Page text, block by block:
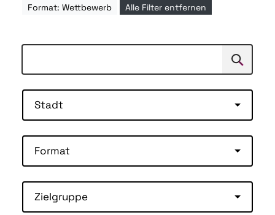
Format: Wettbewerb
Alle Filter entfernen
Suchen
Stadt
Format
Zielgruppe